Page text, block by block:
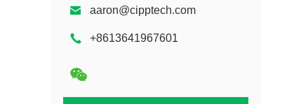
aaron@cipptech.com
+8613641967601